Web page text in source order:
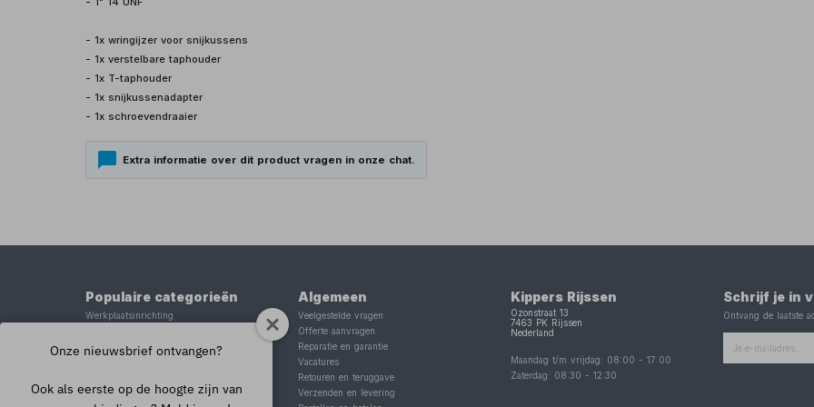
- 1x wringijzer voor snijkussens
- 1x verstelbare taphouder
- 1x T-taphouder
- 1x snijkussenadapter
- 1x schroevendraaier
Extra informatie over dit product vragen in onze chat.
Populaire categorieën
Werkplaatsinrichting
Tig lasapparaat
Motorlift
Algemeen
Veelgestelde vragen
Offerte aanvragen
Reparatie en garantie
Vacatures
Retouren en teruggave
Verzenden en levering
Kippers Rijssen
Ozonstraat 13
7463 PK
Rijssen
Nederland
Maandag t/m vrijdag: 08:00 -17:00
Zaterdag: 08:30 -12:30
Schrijf je in
Ontvang de laatste
Onze nieuwsbrief ontvangen?
Ook als eerste op de hoogte zijn van